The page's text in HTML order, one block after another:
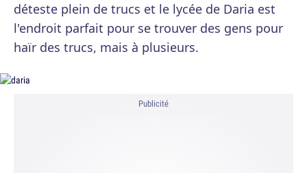
déteste plein de trucs et le lycée de Daria est
l'endroit parfait pour se trouver des gens pour
haïr des trucs, mais à plusieurs.
Publicité